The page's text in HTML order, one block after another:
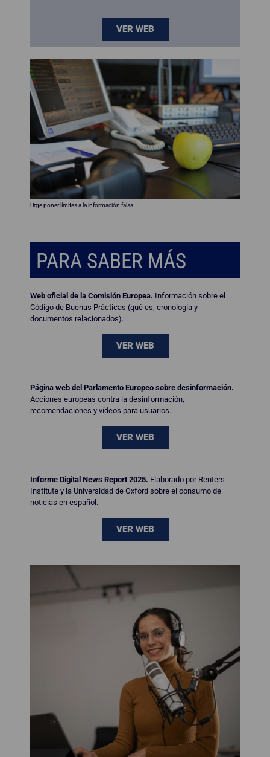
VER WEB
Urge poner límites a la información falsa.
PARA SABER MÁS
Web oficial de la Comisión Europea. Información sobre el
Código de Buenas Prácticas (qué es, cronología y
documentos relacionados).
VER WEB
Página web del Parlamento Europeo sobre desinformación.
Acciones europeas contra la desinformación,
recomendaciones y vídeos para usuarios.
VER WEB
Informe Digital News Report 2025. Elaborado por Reuters
Institute y la Universidad de Oxford sobre el consumo de
noticias en español.
VER WEB